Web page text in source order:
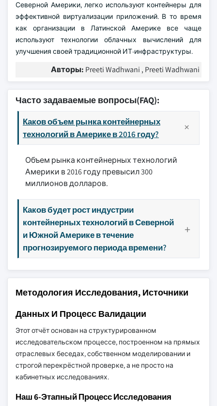
Северной Америки, легко используют контейнеры для
эффективной виртуализации приложений. В то время
как организации в Латинской Америке все чаще
используют технологии облачных вычислений для
улучшения своей традиционной ИТ-инфраструктуры.
Авторы: Preeti Wadhwani , Preeti Wadhwani
Часто задаваемые вопросы(FAQ):
Каков объем рынка контейнерных
технологий в Америке в 2016 году?
Объем рынка контейнерных технологий
Америки в 2016 году превысил 300
миллионов долларов.
Каков будет рост индустрии
контейнерных технологий в Северной
и Южной Америке в течение
прогнозируемого периода времени?
Методология Исследования, Источники
Данных И Процесс Валидации
Этот отчёт основан на структурированном
исследовательском процессе, построенном на прямых
отраслевых беседах, собственном моделировании и
строгой перекрёстной проверке, а не просто на
кабинетных исследованиях.
Наш 6-Этапный Процесс Исследования